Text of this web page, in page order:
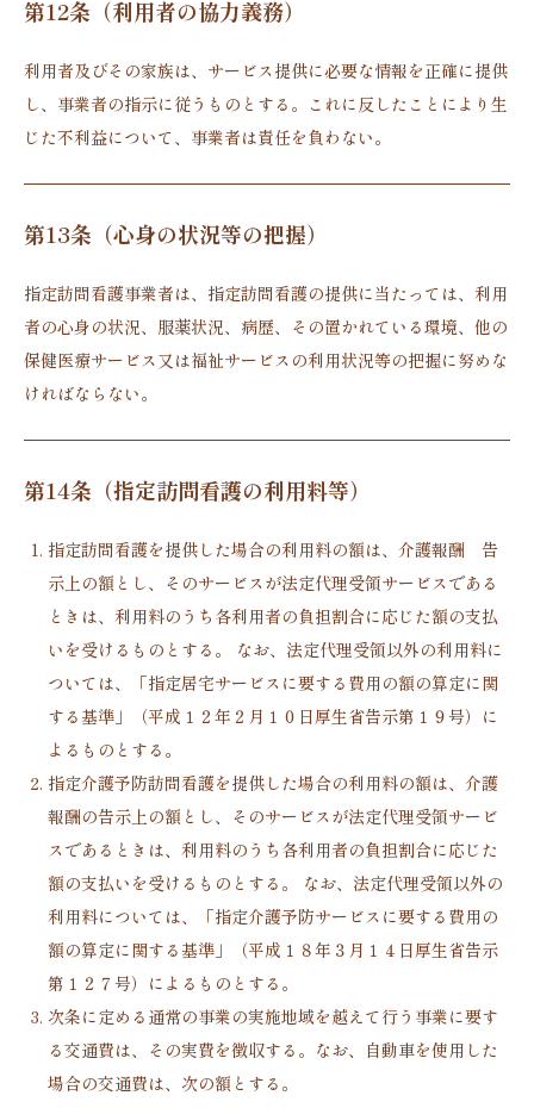
第12条（利用者の協力義務）
利用者及びその家族は、サービス提供に必要な情報を正確に提供
し、事業者の指示に従うものとする。これに反したことにより生
じた不利益について、事業者は責任を負わない。
第13条（心身の状況等の把握）
指定訪問看護事業者は、指定訪問看護の提供に当たっては、利用
者の心身の状況、服薬状況、病歴、その置かれている環境、他の
保健医療サービス又は福祉サービスの利用状況等の把握に努めな
ければならない。
第14条（指定訪問看護の利用料等）
指定訪問看護を提供した場合の利用料の額は、介護報酬 告
示上の額とし、そのサービスが法定代理受領サービスである
ときは、利用料のうち各利用者の負担割合に応じた額の支払
いを受けるものとする。 なお、法定代理受領以外の利用料に
ついては、「指定居宅サービスに要する費用の額の算定に関
する基準」（平成１２年２月１０日厚生省告示第１９号）に
よるものとする。
指定介護予防訪問看護を提供した場合の利用料の額は、介護
報酬の告示上の額とし、そのサービスが法定代理受領サービ
スであるときは、利用料のうち各利用者の負担割合に応じた
額の支払いを受けるものとする。 なお、法定代理受領以外の
利用料については、「指定介護予防サービスに要する費用の
額の算定に関する基準」（平成１８年３月１４日厚生省告示
第１２７号）によるものとする。
次条に定める通常の事業の実施地域を越えて行う事業に要す
る交通費は、その実費を徴収する。なお、自動車を使用した
場合の交通費は、次の額とする。